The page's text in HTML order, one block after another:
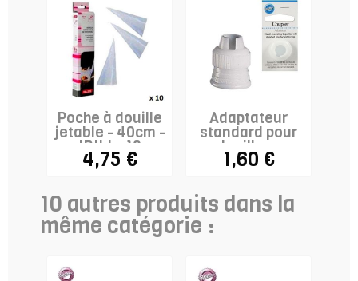
Poche à douille
jetable - 40cm -
IBILI x 10
4,75 €
Adaptateur
standard pour
douilles -
WILTON
1,60 €
10 autres produits dans la
même catégorie :